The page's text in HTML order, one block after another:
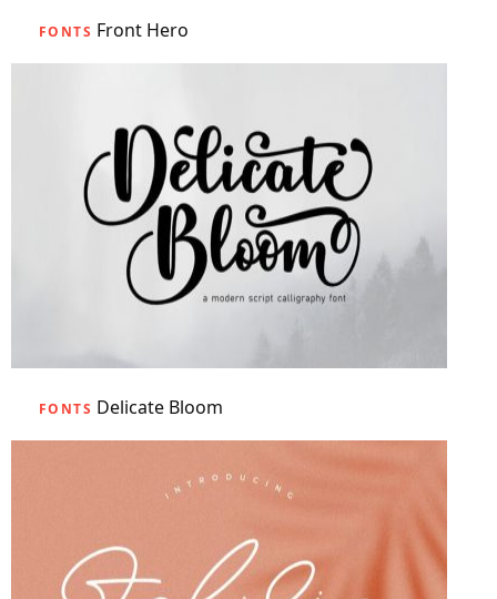
FONTS Front Hero
FONTS Delicate Bloom